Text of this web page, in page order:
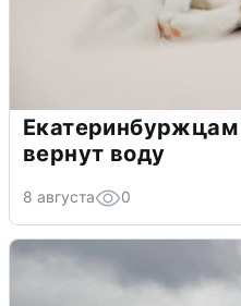
Екатеринбуржцам
вернут воду
8 августа 0